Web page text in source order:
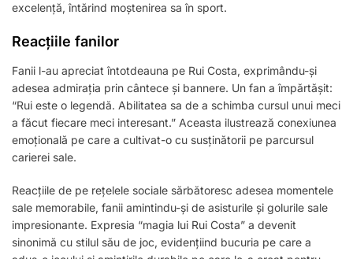
excelență, întărind moștenirea sa în sport.
Reacțiile fanilor
Fanii l-au apreciat întotdeauna pe Rui Costa, exprimându-și
adesea admirația prin cântece și bannere. Un fan a împărtășit:
“Rui este o legendă. Abilitatea sa de a schimba cursul unui meci
a făcut fiecare meci interesant.” Aceasta ilustrează conexiunea
emoțională pe care a cultivat-o cu susținătorii pe parcursul
carierei sale.
Reacțiile de pe rețelele sociale sărbătoresc adesea momentele
sale memorabile, fanii amintindu-și de asisturile și golurile sale
impresionante. Expresia “magia lui Rui Costa” a devenit
sinonimă cu stilul său de joc, evidențiind bucuria pe care a